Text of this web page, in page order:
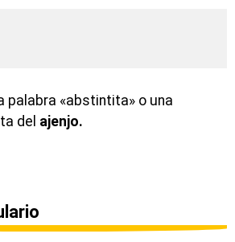
palabra «abstintita» o una
del ajenjo.